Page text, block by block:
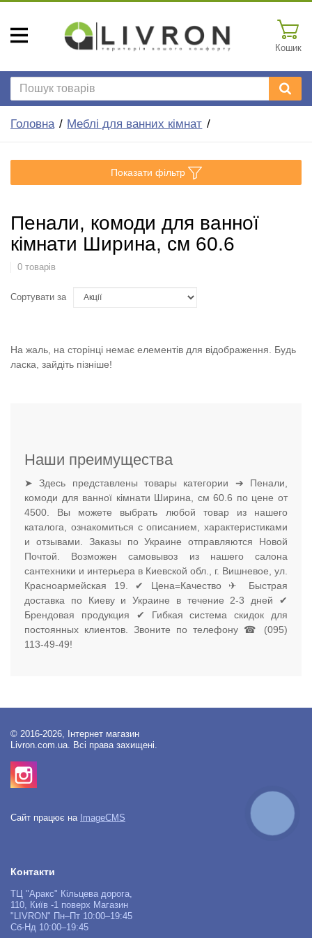
Кошик
Головна Меблі для ванних кімнат
Показати фільтр
Пенали, комоди для ванної
кімнати Ширина, см 60.6
0 товарів
Сортувати за
На жаль, на сторінці немає елементів для відображення. Будь
ласка, зайдіть пізніше!
Наши преимущества
➤ Здесь представлены товары категории ➔ Пенали,
комоди для ванної кімнати Ширина, см 60.6 по цене от
4500. Вы можете выбрать любой товар из нашего
каталога, ознакомиться с описанием, характеристиками
и отзывами. Заказы по Украине отправляются Новой
Почтой. Возможен самовывоз из нашего салона
сантехники и интерьера в Киевской обл., г. Вишневое, ул.
Красноармейская 19. ✔ Цена=Качество ✈ Быстрая
доставка по Киеву и Украине в течение 2-3 дней ✔
Брендовая продукция ✔ Гибкая система скидок для
постоянных клиентов. Звоните по телефону ☎ (095)
113-49-49!
© 2016-2026, Інтернет магазин
Livron.com.ua. Всі права захищені.
Сайт працює на ImageCMS
Контакти
ТЦ "Аракс" Кільцева дорога,
110, Київ -1 поверх Магазин
"LIVRON" Пн–Пт 10:00–19:45
Сб-Нд 10:00–19:45